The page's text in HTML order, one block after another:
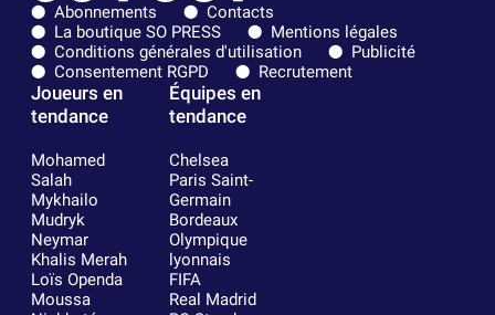
Abonnements
Contacts
La boutique SO PRESS
Mentions légales
Conditions générales d'utilisation
Publicité
Consentement RGPD
Recrutement
Joueurs en
tendance
Mohamed
Salah
Mykhailo
Mudryk
Neymar
Khalis Merah
Loïs Openda
Moussa
Équipes en
tendance
Chelsea
Paris Saint-
Germain
Bordeaux
Olympique
lyonnais
FIFA
Real Madrid